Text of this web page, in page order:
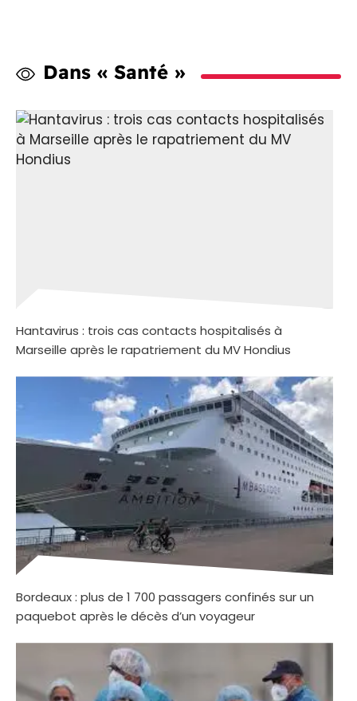
Dans « Santé »
Hantavirus : trois cas contacts hospitalisés à
Marseille après le rapatriement du MV Hondius
Bordeaux : plus de 1 700 passagers confinés sur un
paquebot après le décès d’un voyageur